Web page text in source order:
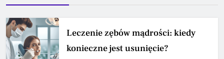
Leczenie zębów mądrości: kiedy
konieczne jest usunięcie?